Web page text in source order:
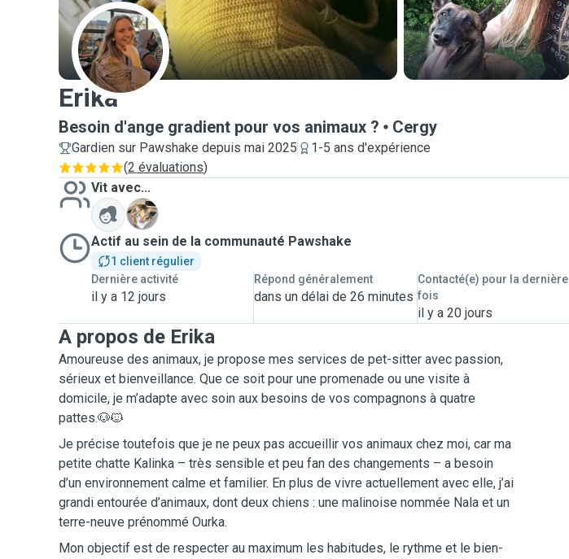
E
Erika
Besoin d'ange gradient pour vos animaux ? Cergy
Gardien sur Pawshake depuis mai 2025
1-5 ans d'expérience
(2 évaluations)
Vit avec...
K
Actif au sein de la communauté Pawshake
1 client régulier
Dernière activité
il y a 12 jours
Répond généralement
dans un délai de 26 minutes
Contacté(e) pour la dernière
fois
il y a 20 jours
A propos de Erika
Amoureuse des animaux, je propose mes services de pet-sitter avec passion,
sérieux et bienveillance. Que ce soit pour une promenade ou une visite à
domicile, je m’adapte avec soin aux besoins de vos compagnons à quatre
pattes.🐶🐱
Je précise toutefois que je ne peux pas accueillir vos animaux chez moi, car ma
petite chatte Kalinka – très sensible et peu fan des changements – a besoin
d’un environnement calme et familier. En plus de vivre actuellement avec elle, j’ai
grandi entourée d’animaux, dont deux chiens : une malinoise nommée Nala et un
terre-neuve prénommé Ourka.
Mon objectif est de respecter au maximum les habitudes, le rythme et le bien-